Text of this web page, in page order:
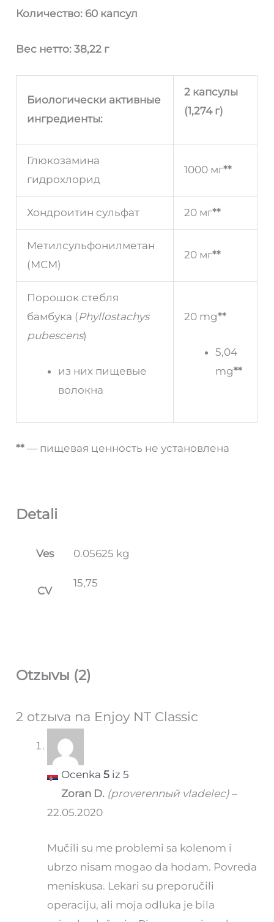
Количество: 60 капсул
Вес нетто: 38,22 г
Биологически активные
ингредиенты:
2 капсулы
(1,274 г)
Глюкозамина
гидрохлорид
1000 мг**
Хондроитин сульфат 20 мг**
Метилсульфонилметан
(МСМ)
20 мг**
Порошок стебля
бамбука (Phyllostachys
pubescens)
из них пищевые
волокна
20 mg**
5,04
mg**
** — пищевая ценность не установлена
Detali
Ves 0.05625 kg
CV
15,75
Otzыvы (2)
2 otzыva na Enjoy NT Classic
Ocenka5 iz 5
Zoran D. (proverennый vladelec) –
22.05.2020
Mučili su me problemi sa kolenom i
ubrzo nisam mogao da hodam. Povreda
meniskusa. Lekari su preporučili
operaciju, ali moja odluka je bila